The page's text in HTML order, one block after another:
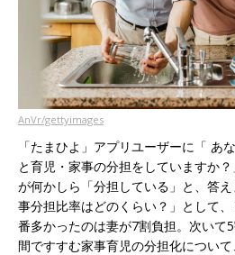
AnVr/gettyimages
「たまひよ」アプリユーザーに「 あ
と育児・家事の分担をしていますか
が何かしら「分担している」と、答
事分担比率はどのくらい？」として
番多かったのは妻が7割負担。次いて
間ですすむ家事育児の分担化につい